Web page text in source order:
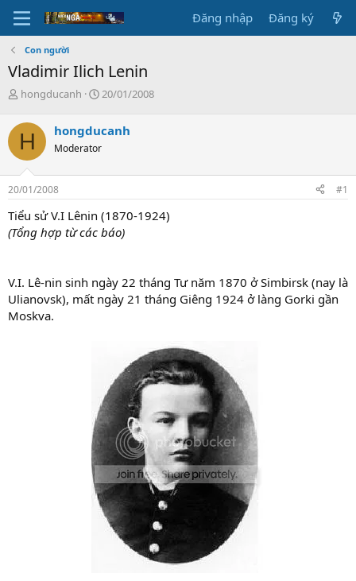
Đăng nhập Đăng ký
Con người
Vladimir Ilich Lenin
T
r
e
a
d
s
t
a
r
t
hongducanh
N
y
g
i
20/01/2008
H hongducanh
Moderator
20/01/2008 #1
Tiểu sử V.I Lênin (1870-1924)
(Tổng hợp từ các báo)
V.I. Lê-nin sinh ngày 22 tháng Tư năm 1870 ở Simbirsk (nay là
Ulianovsk), mất ngày 21 tháng Giêng 1924 ở làng Gorki gần
Moskva.